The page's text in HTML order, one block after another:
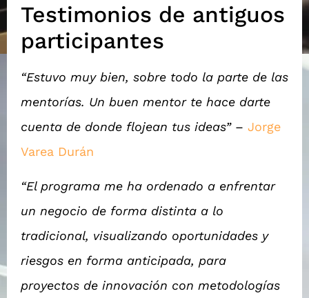
Testimonios de antiguos
participantes
“Estuvo muy bien, sobre todo la parte de las
mentorías. Un buen mentor te hace darte
cuenta de donde flojean tus ideas”– Jorge
Varea Durán
“El programa me ha ordenado a enfrentar
un negocio de forma distinta a lo
tradicional, visualizando oportunidades y
riesgos en forma anticipada, para
proyectos de innovación con metodologías